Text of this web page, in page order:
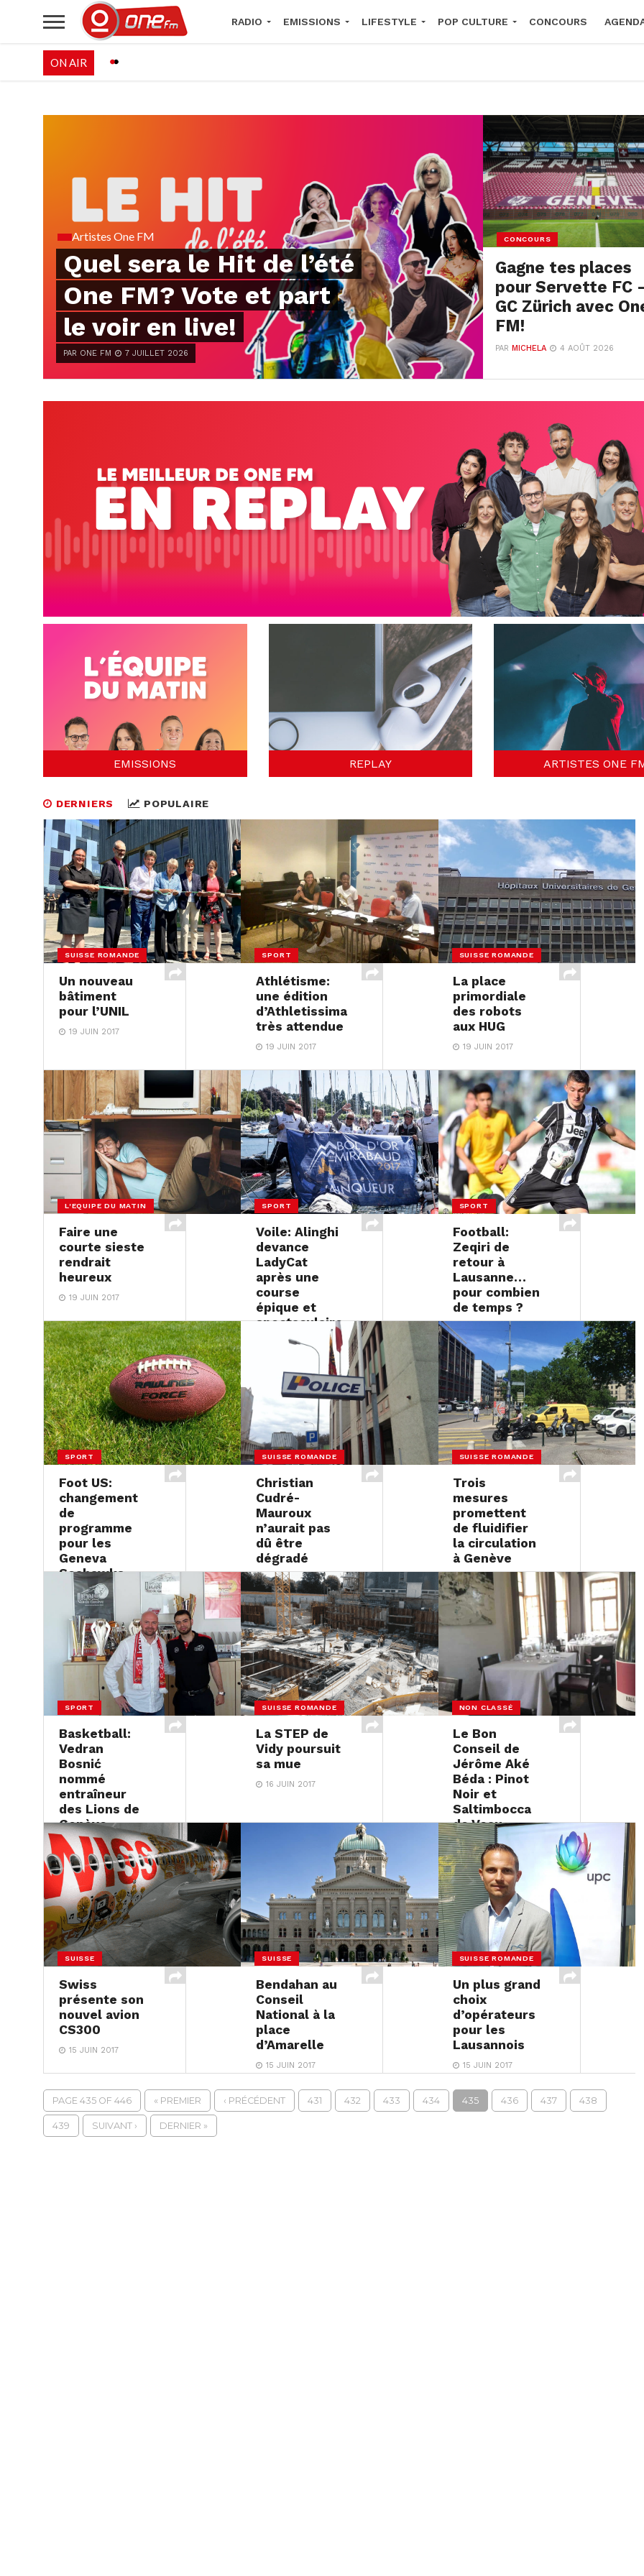
RADIO EMISSIONS LIFESTYLE POP CULTURE CONCOURS
ON AIR
Artistes One FM
Quel sera le Hit de l’été
One FM? Vote et part
le voir en live!
PAR ONE FM 7 JUILLET 2026
CONCOURS
Gagne tes places
pour Servette FC
GC Zürich avec
FM!
PARMICHELA 4 AOÛT 2026
EMISSIONS REPLAY ARTISTES ONE
DERNIERS POPULAIRE
SUISSE ROMANDE
Un nouveau
bâtiment
pour l’UNIL
19 JUIN 2017
SPORT
Athlétisme:
une édition
d’Athletissima
très attendue
19 JUIN 2017
SUISSE ROMANDE
La place
primordiale
des robots
aux HUG
19 JUIN 2017
L'EQUIPE DU MATIN
Faire une
courte sieste
rendrait
heureux
19 JUIN 2017
SPORT
Voile: Alinghi
devance
LadyCat
après une
course
épique et
spectaculaire
18 JUIN 2017
SPORT
Football:
Zeqiri de
retour à
Lausanne…
pour combien
de temps ?
16 JUIN 2017
SPORT
Foot US:
changement
de
programme
pour les
Geneva
Seahawks
16 JUIN 2017
SUISSE ROMANDE
Christian
Cudré-
Mauroux
n’aurait pas
dû être
dégradé
16 JUIN 2017
SUISSE ROMANDE
Trois
mesures
promettent
de fluidifier
la circulation
à Genève
16 JUIN 2017
SPORT
Basketball:
Vedran
Bosnić
nommé
entraîneur
des Lions de
Genève
16 JUIN 2017
SUISSE ROMANDE
La STEP de
Vidy poursuit
sa mue
16 JUIN 2017
NON CLASSÉ
Le Bon
Conseil de
Jérôme Aké
Béda : Pinot
Noir et
Saltimbocca
de Veau
16 JUIN 2017
SUISSE
Swiss
présente son
nouvel avion
CS300
15 JUIN 2017
SUISSE
Bendahan au
Conseil
National à la
place
d’Amarelle
15 JUIN 2017
SUISSE ROMANDE
Un plus grand
choix
d’opérateurs
pour les
Lausannois
15 JUIN 2017
PAGE 435 OF 446 « PREMIER ‹ PRÉCÉDENT 431 432 433 434 435 436 437 438
439 SUIVANT › DERNIER »